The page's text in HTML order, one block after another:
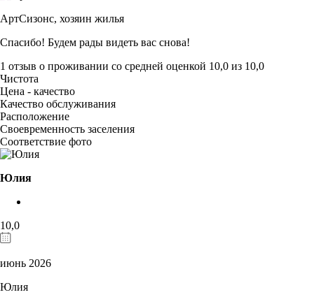
АртСизонс, хозяин жилья
Спасибо! Будем рады видеть вас снова!
1 отзыв о проживании со средней оценкой 10,0 из 10,0
Чистота
Цена - качество
Качество обслуживания
Расположение
Своевременность заселения
Соответствие фото
Юлия
10,0
июнь 2026
Юлия